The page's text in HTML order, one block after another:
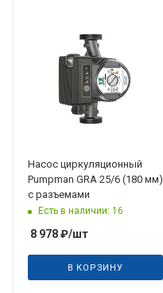
поступления
Насос циркуляционный
Pumpman GRA 25/6 (180 мм)
с разъемами
Есть в наличии: 16
8 978₽/шт
В КОРЗИНУ